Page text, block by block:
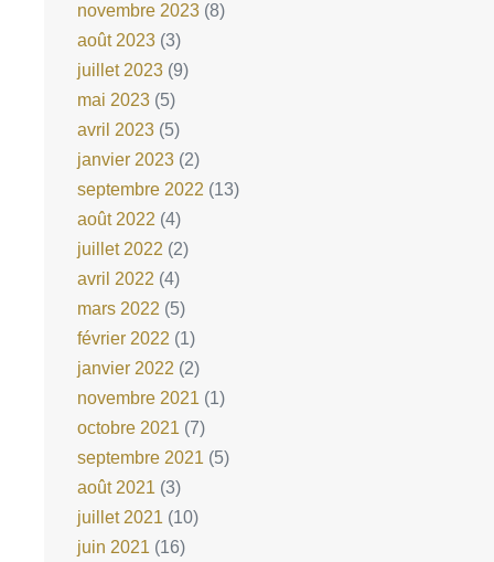
novembre 2023 (8)
août 2023 (3)
juillet 2023 (9)
mai 2023 (5)
avril 2023 (5)
janvier 2023 (2)
septembre 2022 (13)
août 2022 (4)
juillet 2022 (2)
avril 2022 (4)
mars 2022 (5)
février 2022 (1)
janvier 2022 (2)
novembre 2021 (1)
octobre 2021 (7)
septembre 2021 (5)
août 2021 (3)
juillet 2021 (10)
juin 2021 (16)